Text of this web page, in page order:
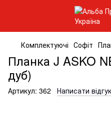
Комплектуючі Софіт
Планка J ASKO
дуб)
Артикул: 362 Написати відгук